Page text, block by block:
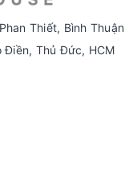
Thiết, Bình Thuận
Thủ Đức, HCM